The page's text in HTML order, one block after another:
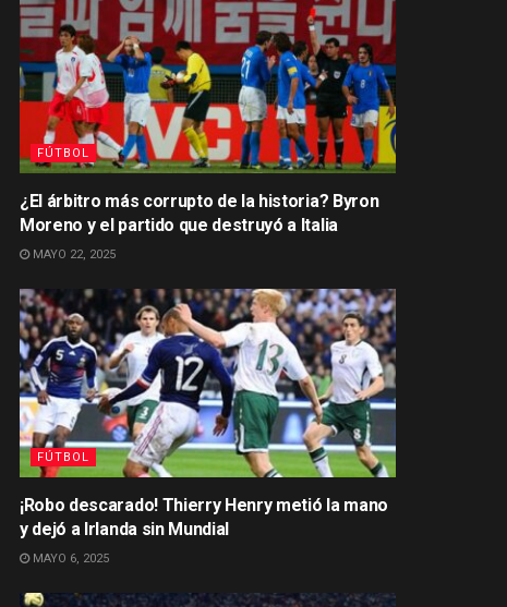
FÚTBOL
¿El árbitro más corrupto de la historia? Byron
Moreno y el partido que destruyó a Italia
MAYO 22, 2025
FÚTBOL
¡Robo descarado! Thierry Henry metió la mano
y dejó a Irlanda sin Mundial
MAYO 6, 2025